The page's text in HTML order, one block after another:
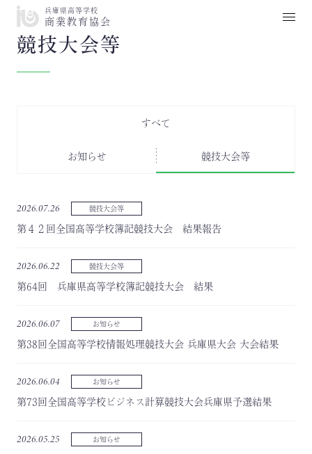
兵庫県高等学校
商業教育協会
競技大会等
すべて
お知らせ 競技大会等
2026.07.26 競技大会等
第４２回全国高等学校簿記競技大会 結果報告
2026.06.22 競技大会等
第64回 兵庫県高等学校簿記競技大会 結果
2026.06.07 お知らせ
第38回全国高等学校情報処理競技大会 兵庫県大会 大会結果
2026.06.04 お知らせ
第73回全国高等学校ビジネス計算競技大会兵庫県予選結果
2026.05.25 お知らせ